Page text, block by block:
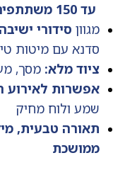
עד 150 משתתפים
מגוון סידורי
סדנא עם מיטות
ציוד מלא: מסך,
אפשרות לאירוע
שמע ולוח מחיק
תאורה טבעית,
ממושכת